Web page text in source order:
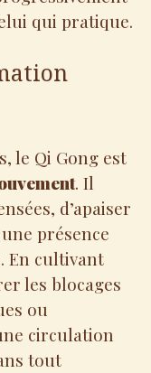
qui pratique.
le Qi Gong est
. Il
d’apaiser
présence
En cultivant
les blocages
ou
circulation
tout